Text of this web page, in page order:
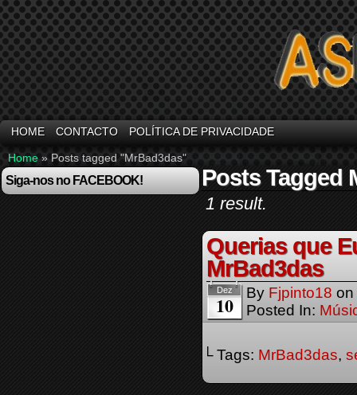
HOME CONTACTO POLÍTICA DE PRIVACIDADE
Home » Posts tagged "MrBad3das"
Siga-nos no FACEBOOK! Posts Tagged
1 result.
Querias que
MrBad3das
Dez
10 By Fjpinto18 on
Posted In:
└ Tags: MrBad3das,